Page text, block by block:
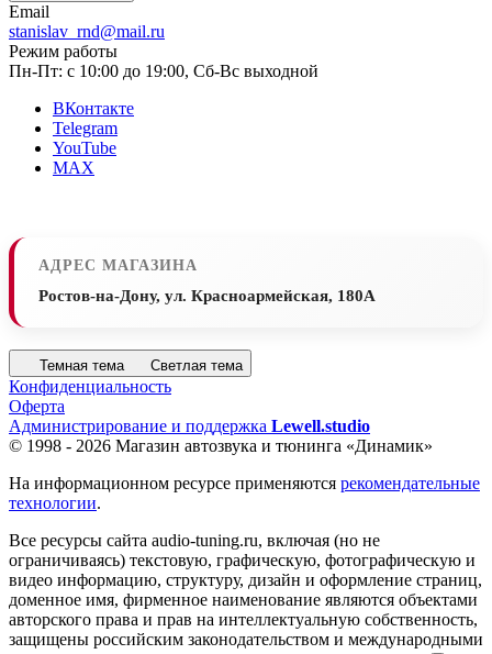
Email
stanislav_rnd@mail.ru
Режим работы
Пн-Пт: с 10:00 до 19:00, Сб-Вс выходной
ВКонтакте
Telegram
YouTube
MAX
АДРЕС МАГАЗИНА
Ростов-на-Дону, ул. Красноармейская, 180А
Темная тема Светлая тема
Конфиденциальность
Оферта
Администрирование и поддержка Lewell.studio
© 1998 - 2026 Магазин автозвука и тюнинга «Динамик»
На информационном ресурсе применяются рекомендательные
технологии.
Все ресурсы сайта audio-tuning.ru, включая (но не
ограничиваясь) текстовую, графическую, фотографическую и
видео информацию, структуру, дизайн и оформление страниц,
доменное имя, фирменное наименование являются объектами
авторского права и прав на интеллектуальную собственность,
защищены российским законодательством и международными